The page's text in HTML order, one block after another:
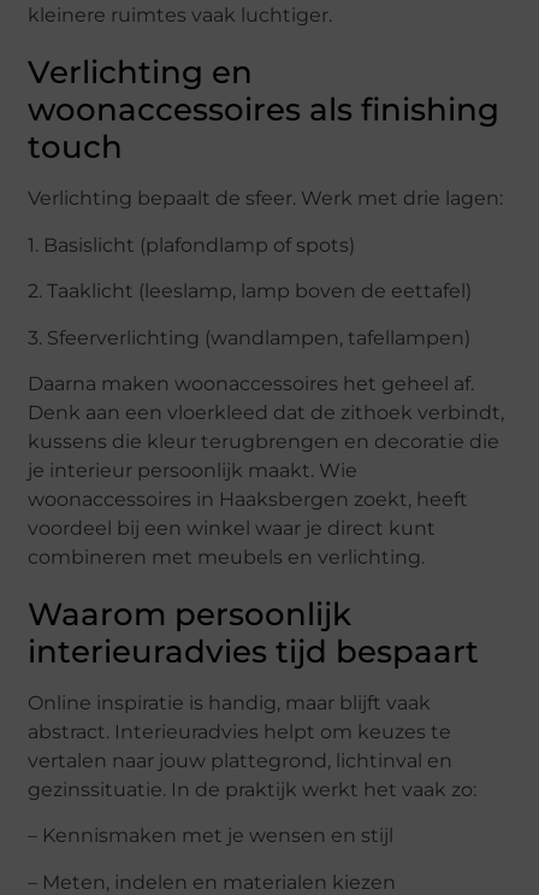
kleinere ruimtes vaak luchtiger.
Verlichting en
woonaccessoires als finishing
touch
Verlichting bepaalt de sfeer. Werk met drie lagen:
1. Basislicht (plafondlamp of spots)
2. Taaklicht (leeslamp, lamp boven de eettafel)
3. Sfeerverlichting (wandlampen, tafellampen)
Daarna maken woonaccessoires het geheel af.
Denk aan een vloerkleed dat de zithoek verbindt,
kussens die kleur terugbrengen en decoratie die
je interieur persoonlijk maakt. Wie
woonaccessoires in Haaksbergen zoekt, heeft
voordeel bij een winkel waar je direct kunt
combineren met meubels en verlichting.
Waarom persoonlijk
interieuradvies tijd bespaart
Online inspiratie is handig, maar blijft vaak
abstract. Interieuradvies helpt om keuzes te
vertalen naar jouw plattegrond, lichtinval en
gezinssituatie. In de praktijk werkt het vaak zo:
– Kennismaken met je wensen en stijl
– Meten, indelen en materialen kiezen